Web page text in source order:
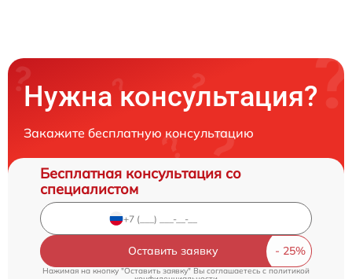
Нужна консультация?
Закажите бесплатную консультацию
Бесплатная консультация со
специалистом
Оставить заявку
Нажимая на кнопку "Оставить заявку" Вы соглашаетесь c политикой